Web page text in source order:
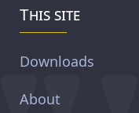
This site
Downloads
About